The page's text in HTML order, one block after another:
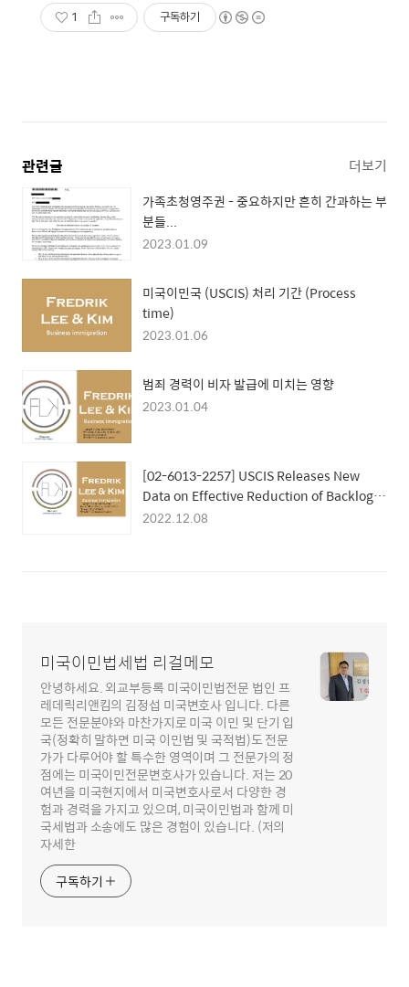
1 구독하기
관련글 더보기
가족초청영주권 - 중요하지만 흔히 간과하는 부
분들...
2023.01.09
미국이민국 (USCIS) 처리 기간 (Process
time)
2023.01.06
범죄 경력이 비자 발급에 미치는 영향
2023.01.04
[02-6013-2257] USCIS Releases New
Data on Effective Reduction of Backlogs,
Support for Humanitarian Missions, and
2022.12.08
미국이민법세법 리걸메모
안녕하세요. 외교부등록 미국이민법전문 법인 프
레데릭리앤킴의 김정섭 미국변호사 입니다. 다른
모든 전문분야와 마찬가지로 미국 이민 및 단기 입
국(정확히 말하면 미국 이민법 및 국적법)도 전문
가가 다루어야 할 특수한 영역이며 그 전문가의 정
점에는 미국이민전문변호사가 있습니다. 저는 20
여년을 미국현지에서 미국변호사로서 다양한 경
험과 경력을 가지고 있으며, 미국이민법과 함께 미
국세법과 소송에도 많은 경험이 있습니다. (저의
자세한
구독하기